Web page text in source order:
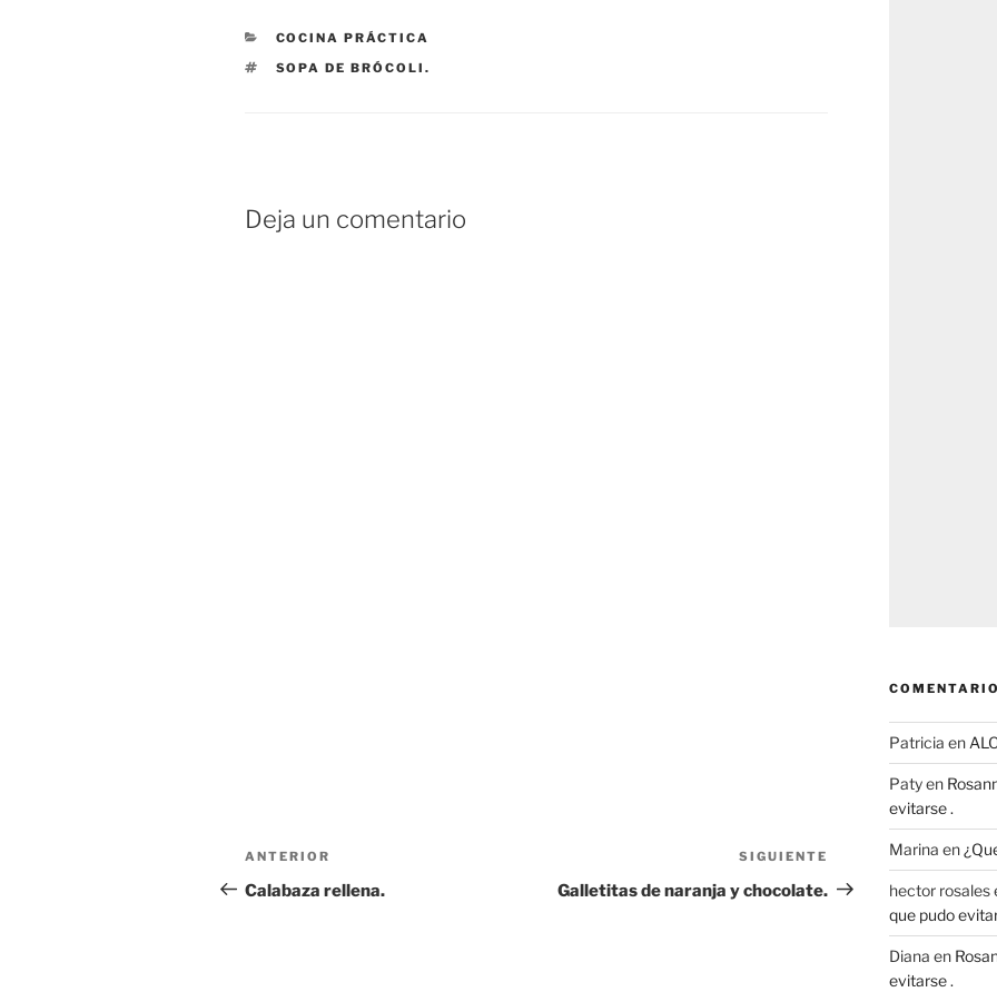
CATEGORÍAS
COCINA PRÁCTICA
ETIQUETAS
SOPA DE BRÓCOLI.
Deja un comentario
Navegación
de
Entrada
anterior:
ANTERIOR
Calabaza rellena.
Siguiente
entrada
SIGUIENTE
Galletitas de naranja y chocolate.
Patricia en
Patyen
evitarse .
Marina en
hector rosales
que pudo
Diana en
evitarse .